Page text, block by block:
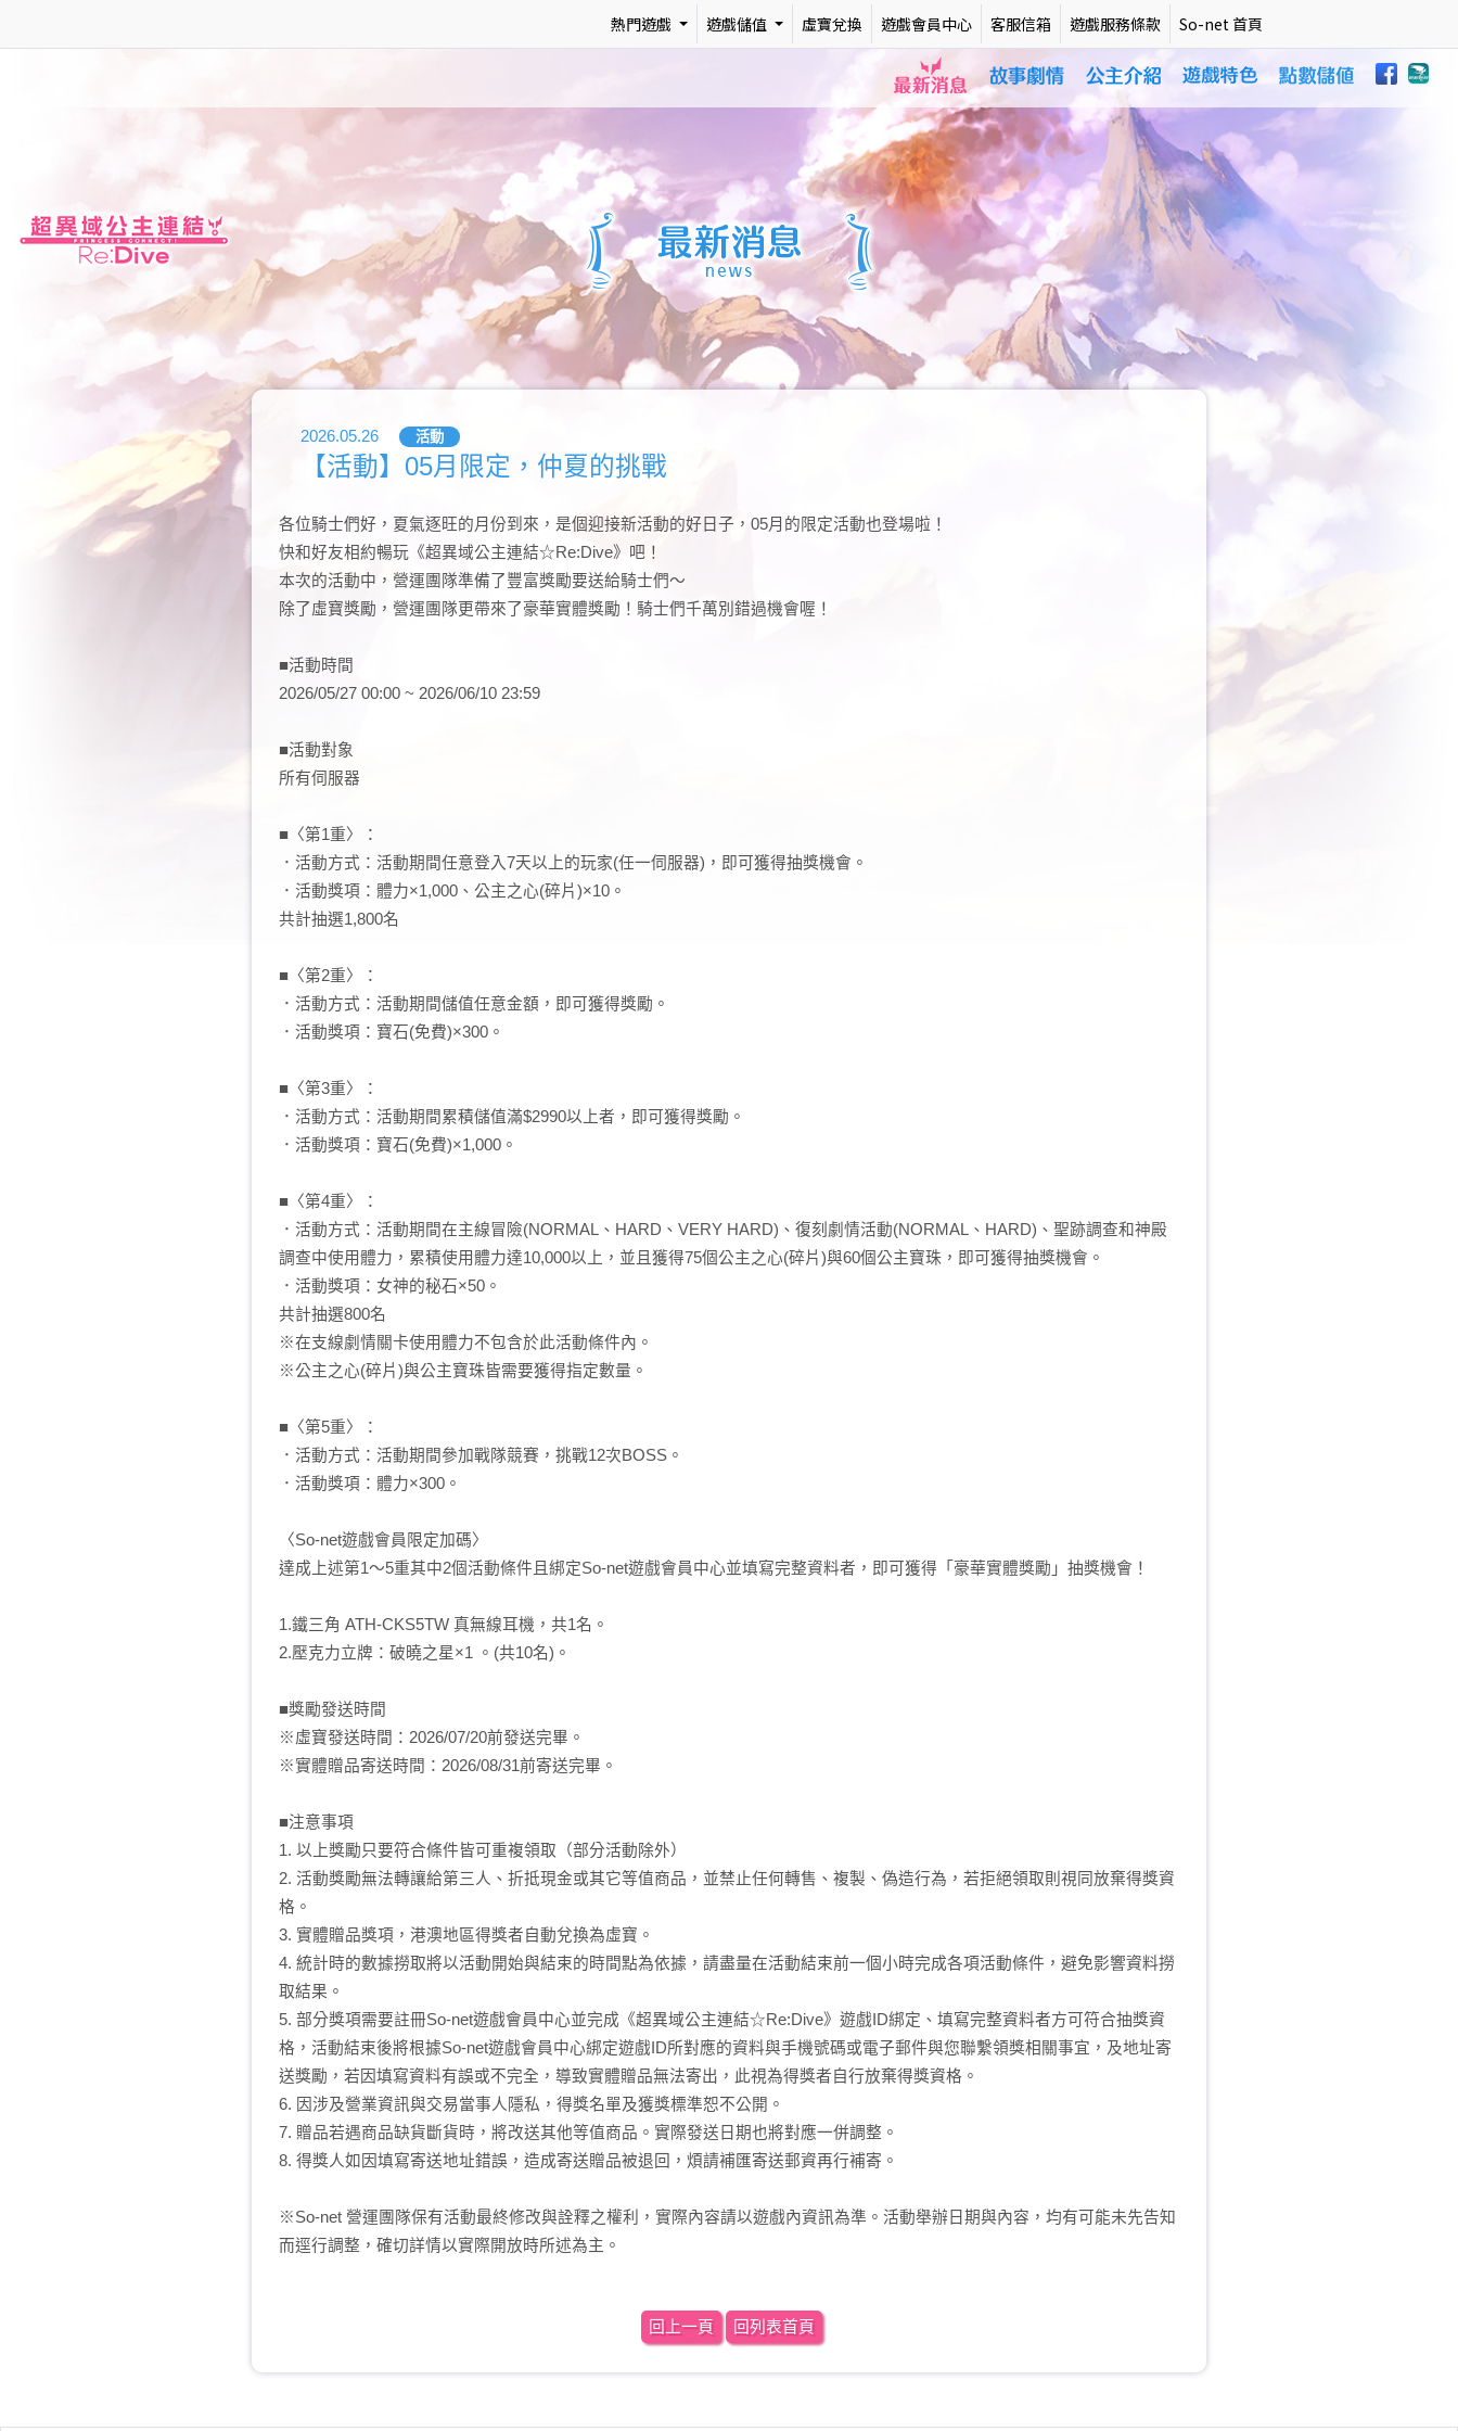
熱門遊戲 遊戲儲值 虛寶兌換 遊戲會員中心 客服信箱 遊戲服務條款 So-net 首頁
最新消息
2026.05.26 活動
【活動】05月限定，仲夏的挑戰
各位騎士們好，夏氣逐旺的月份到來，是個迎接新活動的好日子，05月的限定活動也登場啦！
快和好友相約暢玩《超異域公主連結☆Re:Dive》吧！
本次的活動中，營運團隊準備了豐富獎勵要送給騎士們～
除了虛寶獎勵，營運團隊更帶來了豪華實體獎勵！騎士們千萬別錯過機會喔！
■活動時間
2026/05/27 00:00 ~ 2026/06/10 23:59
■活動對象
所有伺服器
■〈第1重〉：
．活動方式：活動期間任意登入7天以上的玩家(任一伺服器)，即可獲得抽獎機會。
．活動獎項：體力×1,000、公主之心(碎片)×10。
共計抽選1,800名
■〈第2重〉：
．活動方式：活動期間儲值任意金額，即可獲得獎勵。
．活動獎項：寶石(免費)×300。
■〈第3重〉：
．活動方式：活動期間累積儲值滿$2990以上者，即可獲得獎勵。
．活動獎項：寶石(免費)×1,000。
■〈第4重〉：
．活動方式：活動期間在主線冒險(NORMAL、HARD、VERY HARD)、復刻劇情活動(NORMAL、HARD)、聖跡調查和神殿
調查中使用體力，累積使用體力達10,000以上，並且獲得75個公主之心(碎片)與60個公主寶珠，即可獲得抽獎機會。
．活動獎項：女神的秘石×50。
共計抽選800名
※在支線劇情關卡使用體力不包含於此活動條件內。
※公主之心(碎片)與公主寶珠皆需要獲得指定數量。
■〈第5重〉：
．活動方式：活動期間參加戰隊競賽，挑戰12次BOSS。
．活動獎項：體力×300。
〈So-net遊戲會員限定加碼〉
達成上述第1～5重其中2個活動條件且綁定So-net遊戲會員中心並填寫完整資料者，即可獲得「豪華實體獎勵」抽獎機會！
1.鐵三角 ATH-CKS5TW 真無線耳機，共1名。
2.壓克力立牌：破曉之星×1 。(共10名)。
■獎勵發送時間
※虛寶發送時間：2026/07/20前發送完畢。
※實體贈品寄送時間：2026/08/31前寄送完畢。
■注意事項
1. 以上獎勵只要符合條件皆可重複領取（部分活動除外）
2. 活動獎勵無法轉讓給第三人、折抵現金或其它等值商品，並禁止任何轉售、複製、偽造行為，若拒絕領取則視同放棄得獎資
格。
3. 實體贈品獎項，港澳地區得獎者自動兌換為虛寶。
4. 統計時的數據撈取將以活動開始與結束的時間點為依據，請盡量在活動結束前一個小時完成各項活動條件，避免影響資料撈
取結果。
5. 部分獎項需要註冊So-net遊戲會員中心並完成《超異域公主連結☆Re:Dive》遊戲ID綁定、填寫完整資料者方可符合抽獎資
格，活動結束後將根據So-net遊戲會員中心綁定遊戲ID所對應的資料與手機號碼或電子郵件與您聯繫領獎相關事宜，及地址寄
送獎勵，若因填寫資料有誤或不完全，導致實體贈品無法寄出，此視為得獎者自行放棄得獎資格。
6. 因涉及營業資訊與交易當事人隱私，得獎名單及獲獎標準恕不公開。
7. 贈品若遇商品缺貨斷貨時，將改送其他等值商品。實際發送日期也將對應一併調整。
8. 得獎人如因填寫寄送地址錯誤，造成寄送贈品被退回，煩請補匯寄送郵資再行補寄。
※So-net 營運團隊保有活動最終修改與詮釋之權利，實際內容請以遊戲內資訊為準。活動舉辦日期與內容，均有可能未先告知
而逕行調整，確切詳情以實際開放時所述為主。
回上一頁 回列表首頁